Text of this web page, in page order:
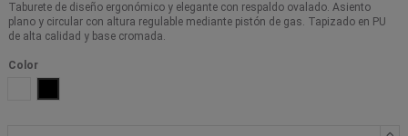
Taburete de diseño ergonómico y elegante con respaldo ovalado. Asiento
plano y circular con altura regulable mediante pistón de gas. Tapizado en PU
de alta calidad y base cromada.
Color